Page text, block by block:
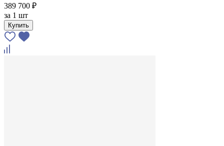
389 700 ₽
за 1 шт
Купить